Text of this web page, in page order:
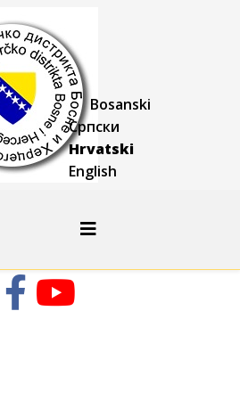
Bosanski
Српски
Hrvatski
English